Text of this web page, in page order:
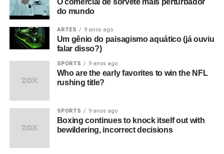
O comercial de sorvete mais perturbador
do mundo
ARTES 9 anos ago
Um gênio do paisagismo aquático (já ouviu
falar disso?)
SPORTS 9 anos ago
Who are the early favorites to win the NFL
rushing title?
SPORTS 9 anos ago
Boxing continues to knock itself out with
bewildering, incorrect decisions